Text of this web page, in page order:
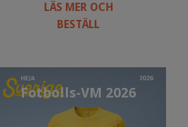
LÄS MER OCH
BESTÄLL
Fotbolls-VM 2026